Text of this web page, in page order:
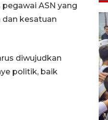
ASN yang
kesatuan
diwujudkan
politik, baik